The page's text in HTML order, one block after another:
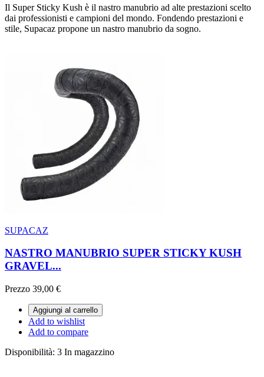
Il Super Sticky Kush è il nastro manubrio ad alte prestazioni scelto
dai professionisti e campioni del mondo. Fondendo prestazioni e
stile, Supacaz propone un nastro manubrio da sogno.
SUPACAZ
NASTRO MANUBRIO SUPER STICKY KUSH
GRAVEL...
Prezzo 39,00 €
Aggiungi al carrello
Add to wishlist
Add to compare
Disponibilità: 3 In magazzino